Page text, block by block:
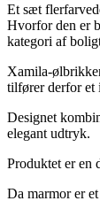
Et sæt
Hvorfor den er
kategori af
Xamila-
tilfører derfor
Designet
elegant udtryk.
Produktet er en
Da marmor er